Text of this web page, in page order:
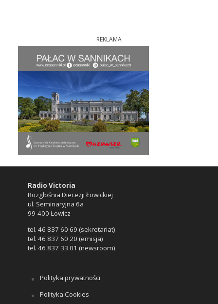
REKLAMA
Radio Victoria
Rozgłośnia Diecezji Łowickiej
ul. Seminaryjna 6a
99-400 Łowicz
tel. 46 837 60 69 (sekretariat)
tel. 46 837 60 20 (emisja)
tel. 46 837 33 01 (newsroom)
Polityka prywatności
Polityka Cookies